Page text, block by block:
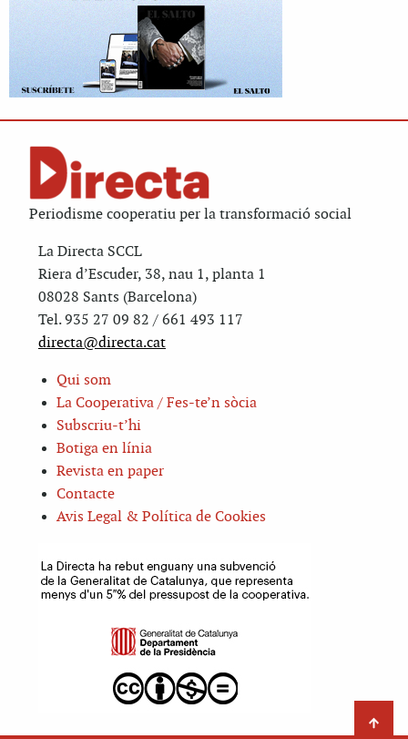
Periodisme cooperatiu per la transformació social
La Directa SCCL
Riera d’Escuder, 38, nau 1, planta 1
08028 Sants (Barcelona)
Tel. 935 27 09 82 / 661 493 117
directa@directa.cat
Qui som
La Cooperativa / Fes-te’n sòcia
Subscriu-t’hi
Botiga en línia
Revista en paper
Contacte
Avis Legal & Política de Cookies